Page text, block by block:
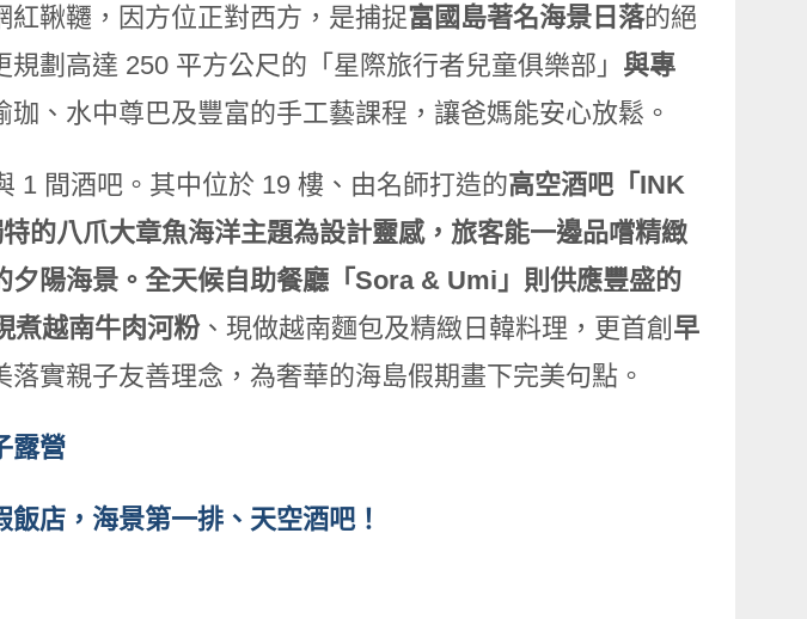
鞦韆，因方位正對西方，是捕捉富國島著名海景日落的絕
劃高達 250 平方公尺的「星際旅行者兒童俱樂部」 與專
、水中尊巴及豐富的手工藝課程，讓爸媽能安心放鬆。
1 間酒吧。其中位於 19 樓、由名師打造的高空酒吧「 INK
的八爪大章魚海洋主題為設計靈感，旅客能一邊品嚐精緻
夕陽海景。全天候自助餐廳「Sora & Umi 」則供應豐盛的
煮越南牛肉河粉、現做越南麵包及精緻日韓料理，更首創 早
落實親子友善理念，為奢華的海島假期畫下完美句點。
露營
店，海景第一排、天空酒吧！